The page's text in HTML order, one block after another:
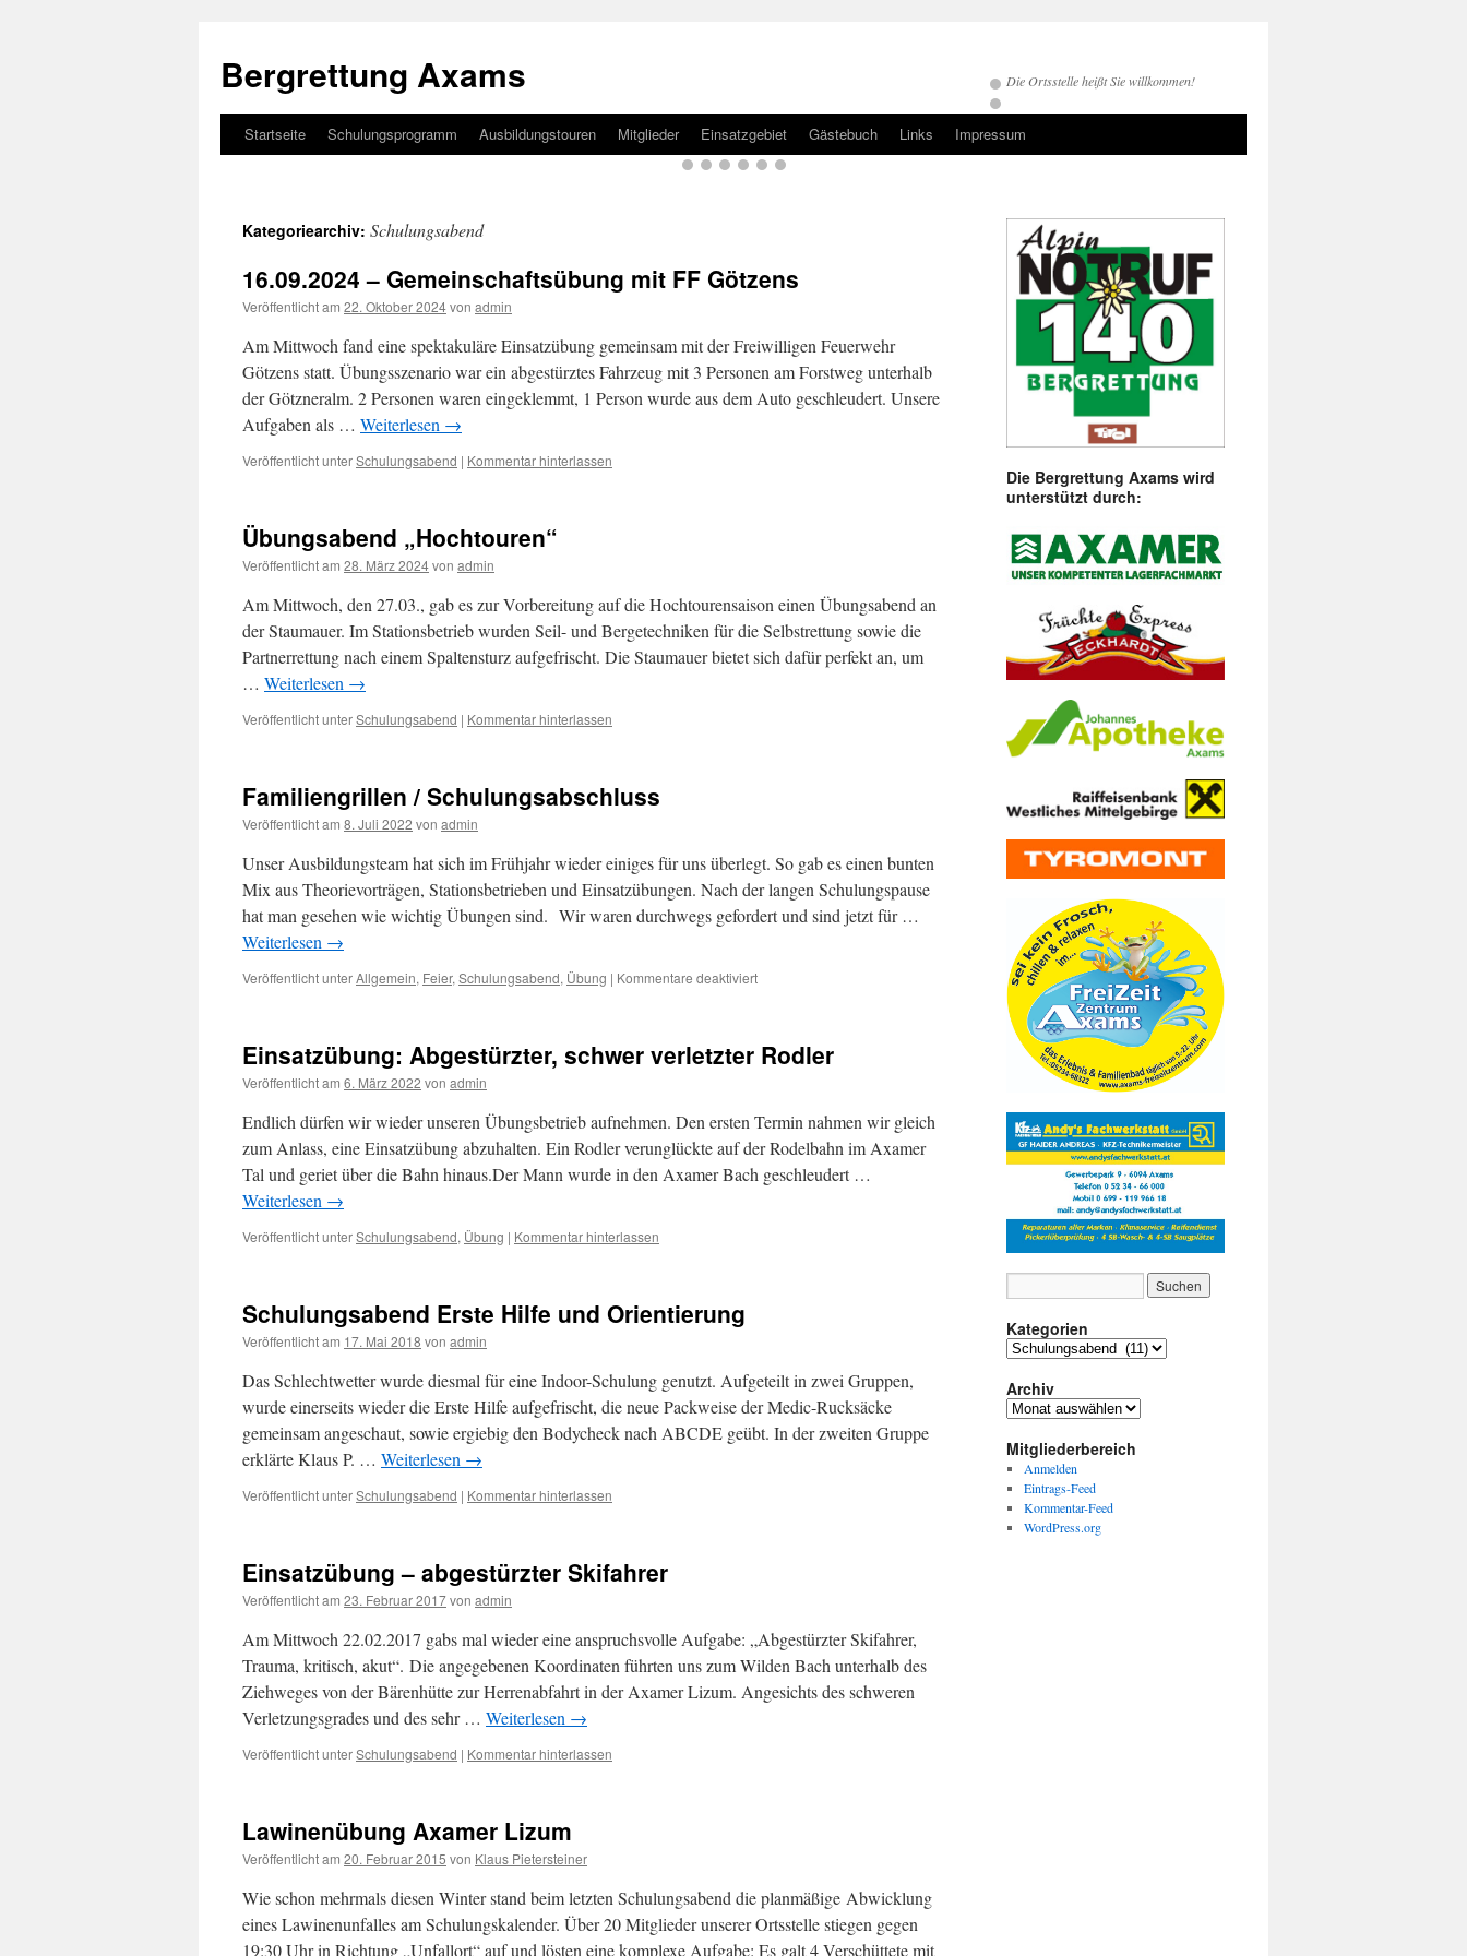
Bergrettung Axams Die Ortsstelle heißt Sie willkommen!
ZumStartseite Schulungsprogramm Ausbildungstouren Mitglieder Einsatzgebiet Gästebuch Links Impressum
Kategoriearchiv: Schulungsabend
16.09.2024 – Gemeinschaftsübung mit FF Götzens
Veröffentlicht am 22. Oktober 2024von admin
Am Mittwoch fand eine spektakuläre Einsatzübung gemeinsam mit der Freiwilligen Feuerwehr
Götzens statt. Übungsszenario war ein abgestürztes Fahrzeug mit 3 Personen am Forstweg unterhalb
der Götzneralm. 2 Personen waren eingeklemmt, 1 Person wurde aus dem Auto geschleudert. Unsere
Aufgaben als … Weiterlesen →
Veröffentlicht unterSchulungsabend | Kommentar hinterlassen
Übungsabend „Hochtouren“
Veröffentlicht am 28. März 2024von admin
Am Mittwoch, den 27.03., gab es zur Vorbereitung auf die Hochtourensaison einen Übungsabend an
der Staumauer. Im Stationsbetrieb wurden Seil- und Bergetechniken für die Selbstrettung sowie die
Partnerrettung nach einem Spaltensturz aufgefrischt. Die Staumauer bietet sich dafür perfekt an, um
… Weiterlesen →
Veröffentlicht unterSchulungsabend | Kommentar hinterlassen
Familiengrillen / Schulungsabschluss
Veröffentlicht am 8. Juli 2022 von admin
Unser Ausbildungsteam hat sich im Frühjahr wieder einiges für uns überlegt. So gab es einen bunten
Mix aus Theorievorträgen, Stationsbetrieben und Einsatzübungen. Nach der langen Schulungspause
hat man gesehen wie wichtig Übungen sind. Wir waren durchwegs gefordert und sind jetzt für …
Weiterlesen →
Veröffentlicht unterAllgemein, Feier, Schulungsabend, Übung | Kommentare deaktiviertfür
Einsatzübung: Abgestürzter, schwer verletzter Rodler
Veröffentlicht am 6. März 2022 von admin
Endlich dürfen wir wieder unseren Übungsbetrieb aufnehmen. Den ersten Termin nahmen wir gleich
zum Anlass, eine Einsatzübung abzuhalten. Ein Rodler verunglückte auf der Rodelbahn im Axamer
Tal und geriet über die Bahn hinaus.Der Mann wurde in den Axamer Bach geschleudert …
Weiterlesen →
Veröffentlicht unterSchulungsabend, Übung | Kommentar hinterlassen
Schulungsabend Erste Hilfe und Orientierung
Veröffentlicht am 17. Mai 2018 von admin
Das Schlechtwetter wurde diesmal für eine Indoor-Schulung genutzt. Aufgeteilt in zwei Gruppen,
wurde einerseits wieder die Erste Hilfe aufgefrischt, die neue Packweise der Medic-Rucksäcke
gemeinsam angeschaut, sowie ergiebig den Bodycheck nach ABCDE geübt. In der zweiten Gruppe
erklärte Klaus P. … Weiterlesen →
Veröffentlicht unterSchulungsabend | Kommentar hinterlassen
Einsatzübung – abgestürzter Skifahrer
Veröffentlicht am 23. Februar 2017von admin
Am Mittwoch 22.02.2017 gabs mal wieder eine anspruchsvolle Aufgabe: „Abgestürzter Skifahrer,
Trauma, kritisch, akut“. Die angegebenen Koordinaten führten uns zum Wilden Bach unterhalb des
Ziehweges von der Bärenhütte zur Herrenabfahrt in der Axamer Lizum. Angesichts des schweren
Verletzungsgrades und des sehr … Weiterlesen →
Veröffentlicht unterSchulungsabend | Kommentar hinterlassen
Lawinenübung Axamer Lizum
Veröffentlicht am 20. Februar 2015 von Klaus Pietersteiner
Wie schon mehrmals diesen Winter stand beim letzten Schulungsabend die planmäßige Abwicklung
eines Lawinenunfalles am Schulungskalender. Über 20 Mitglieder unserer Ortsstelle stiegen gegen
19:30 Uhr in Richtung „Unfallort“ auf und lösten eine komplexe Aufgabe: Es galt 4 Verschüttete mit
Die Bergrettung Axams wird
unterstützt durch:
Kategorien
Kategorien
Archiv
Archiv
Mitgliederbereich
Anmelden
Eintrags-Feed
Kommentar-Feed
WordPress.org